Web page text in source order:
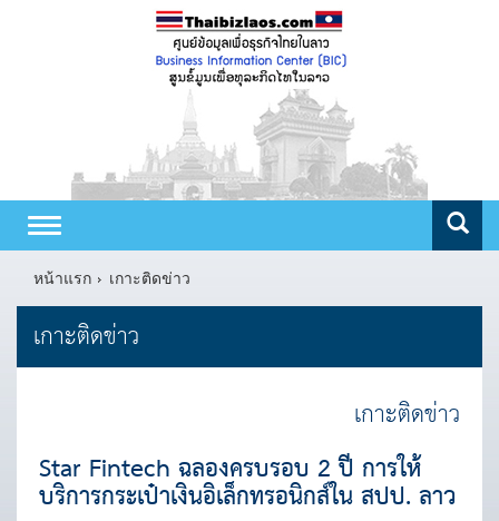
Toggle
navigation
หน้าแรก
เกาะติดข่าว
เกาะติดข่าว
เกาะติดข่าว
Star Fintech ฉลองครบรอบ 2 ปี การให้
บริการกระเป๋าเงินอิเล็กทรอนิกส์ใน สปป. ลาว